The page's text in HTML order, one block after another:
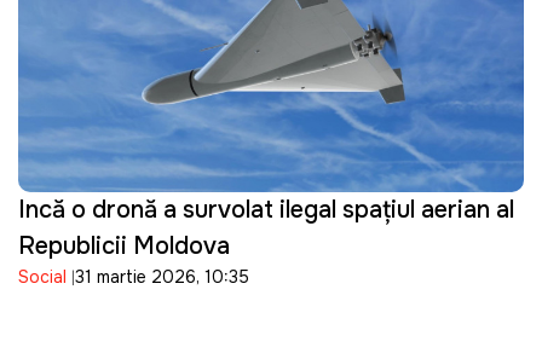
Incă o dronă a survolat ilegal spațiul aerian al
Republicii Moldova
Social 31 martie 2026, 10:35